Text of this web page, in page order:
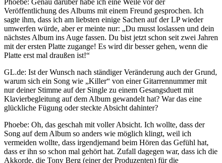
Phoebe: Genau darüber habe ich eine Weile vor der
Veröffentlichung des Albums mit einem Freund gesprochen. Ich
sagte ihm, dass ich am liebsten einige Sachen auf der LP wieder
umwerfen würde, aber er meinte nur: „Du musst loslassen und dein
nächstes Album ins Auge fassen. Du bist jetzt schon seit zwei Jahren
mit der ersten Platte zugange! Es wird dir besser gehen, wenn die
Platte erst mal draußen ist!“
GL.de: Ist der Wunsch nach ständiger Veränderung auch der Grund,
warum sich ein Song wie „Killer“ von einer Gitarrennummer mit
nur deiner Stimme auf der Single zu einem Gesangsduett mit
Klavierbegleitung auf dem Album gewandelt hat? War das eine
glückliche Fügung oder steckte Absicht dahinter?
Phoebe: Oh, das geschah mit voller Absicht. Ich wollte, dass der
Song auf dem Album so anders wie möglich klingt, weil ich
vermeiden wollte, dass irgendjemand beim Hören das Gefühl hat,
dass er ihn so schon mal gehört hat. Zufall dagegen war, dass ich die
Akkorde, die Tony Berg (einer der Produzenten) für die